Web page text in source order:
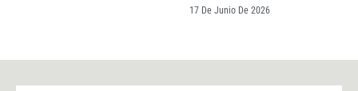
17 De Junio De 2026